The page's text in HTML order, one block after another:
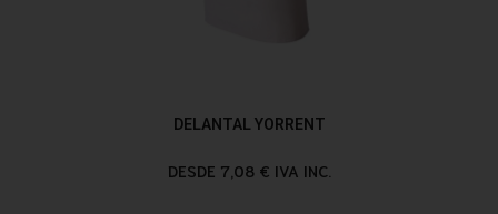
DELANTAL YORRENT
DESDE 7,08 € IVA INC.